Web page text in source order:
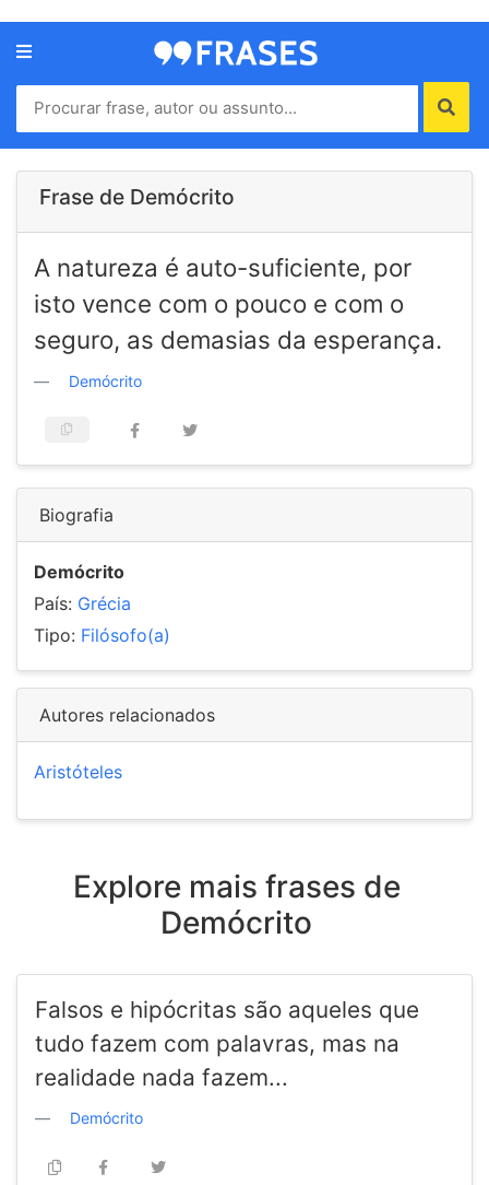
Menu
Home
Autores
de
Frase de Demócrito
A natureza é auto-suficiente, por
isto vence com o pouco e com o
seguro, as demasias da esperança.
Demócrito
Biografia
Demócrito
País: Grécia
Tipo: Filósofo(a)
Autores relacionados
Aristóteles
Explore mais frases de
Demócrito
Falsos e hipócritas são aqueles que
tudo fazem com palavras, mas na
realidade nada fazem...
Demócrito